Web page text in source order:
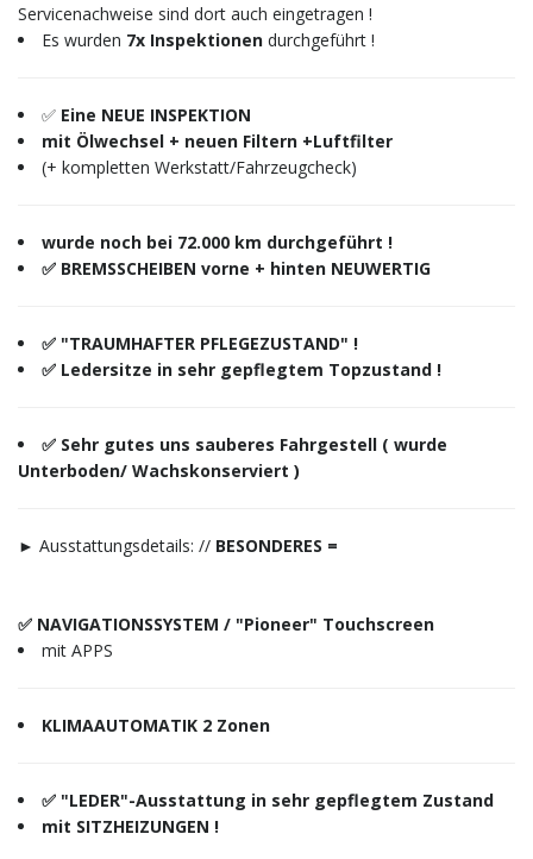
Servicenachweise sind dort auch eingetragen !
Es wurden 7x Inspektionen durchgeführt !
✅ Eine NEUE INSPEKTION
mit Ölwechsel + neuen Filtern +Luftfilter
(+ kompletten Werkstatt/Fahrzeugcheck)
wurde noch bei 72.000 km durchgeführt !
✅ BREMSSCHEIBEN vorne + hinten NEUWERTIG
✅ "TRAUMHAFTER PFLEGEZUSTAND" !
✅ Ledersitze in sehr gepflegtem Topzustand !
✅ Sehr gutes uns sauberes Fahrgestell ( wurde
Unterboden/ Wachskonserviert )
► Ausstattungsdetails: // BESONDERES =
✅ NAVIGATIONSSYSTEM / "Pioneer" Touchscreen
mit APPS
KLIMAAUTOMATIK 2 Zonen
✅ "LEDER"-Ausstattung in sehr gepflegtem Zustand
mit SITZHEIZUNGEN !